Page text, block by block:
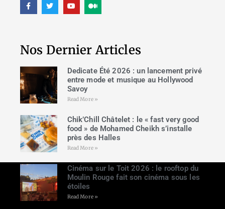
Nos Dernier Articles
Dedicate Été 2026 : un lancement privé
entre mode et musique au Hollywood
Savoy
Read More »
Chik’Chill Châtelet : le « fast very good
food » de Mohamed Cheikh s’installe
près des Halles
Read More »
Cinéma sur le Toit 2026 : le rooftop du
Moulin Rouge fait son cinéma sous les
étoiles
Read More »